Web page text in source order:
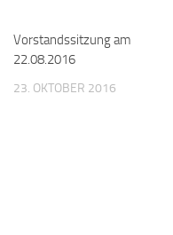
Vorstandssitzung am
22.08.2016
23. OKTOBER 2016